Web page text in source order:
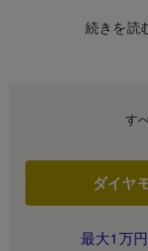
続きを読
す
ダイヤ
最大1万